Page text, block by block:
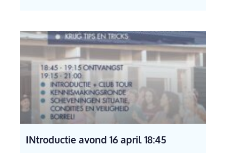
INtroductie avond 16 april 18:45